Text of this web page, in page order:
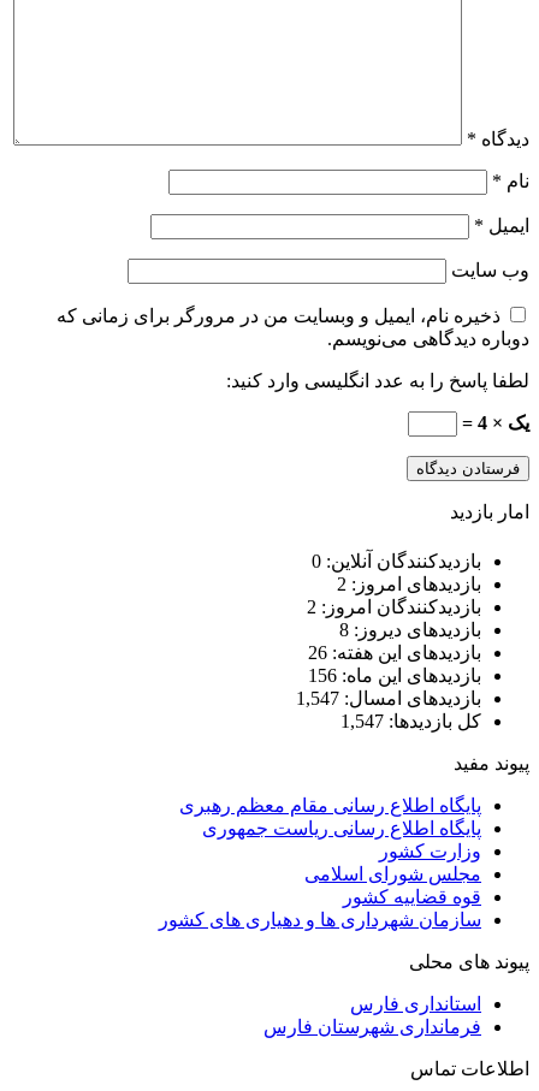
دیدگاه *
نام *
ایمیل *
وب‌ سایت
ذخیره نام، ایمیل و وبسایت من در مرورگر برای زمانی که
دوباره دیدگاهی می‌نویسم.
لطفا پاسخ را به عدد انگلیسی وارد کنید:
یک × 4 =
امار بازدید
بازدیدکنندگان آنلاین: 0
بازدیدهای امروز: 2
بازدیدکنندگان امروز: 2
بازدیدهای دیروز: 8
بازدیدهای این هفته: 26
بازدیدهای این ماه: 156
بازدیدهای امسال: 1,547
کل بازدیدها: 1,547
پیوند مفید
پایگاه اطلاع رسانی مقام معظم رهبری
پایگاه اطلاع رسانی ریاست جمهوری
وزارت کشور
مجلس شورای اسلامی
قوه قضاییه کشور
سازمان شهرداری ها و دهیاری های کشور
پیوند های محلی
استانداری فارس
فرمانداری شهرستان فارس
اطلاعات تماس